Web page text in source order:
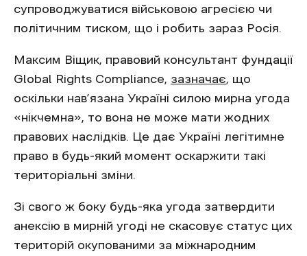
супроводжуватися військовою агресією чи
політичним тиском, що і робить зараз Росія.
Максим Віщик, правовий консультант фундації
Global Rights Compliance, зазначає, що
оскільки нав’язана Україні силою мирна угода
«нікчемна», то вона не може мати жодних
правових наслідків. Це дає Україні легітимне
право в будь-який момент оскаржити такі
територіальні зміни.
Зі свого ж боку будь-яка угода затвердити
анексію в мирній угоді не скасовує статус цих
територій окупованими за міжнародним